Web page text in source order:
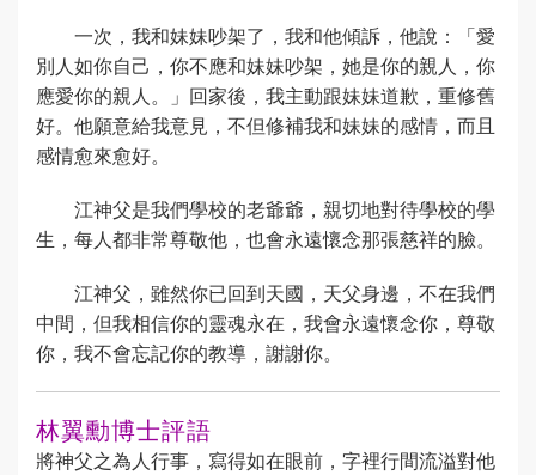
一次，我和妹妹吵架了，我和他傾訴，他說：「愛
別人如你自己，你不應和妹妹吵架，她是你的親人，你
應愛你的親人。」回家後，我主動跟妹妹道歉，重修舊
好。他願意給我意見，不但修補我和妹妹的感情，而且
感情愈來愈好。
江神父是我們學校的老爺爺，親切地對待學校的學
生，每人都非常尊敬他，也會永遠懷念那張慈祥的臉。
江神父，雖然你已回到天國，天父身邊，不在我們
中間，但我相信你的靈魂永在，我會永遠懷念你，尊敬
你，我不會忘記你的教導，謝謝你。
林翼勳博士評語
將神父之為人行事，寫得如在眼前，字裡行間流溢對他